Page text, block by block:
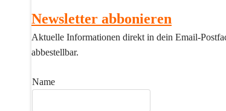
Newsletter abbonieren
Aktuelle Informationen direkt in dein Email-
abbestellbar.
Name